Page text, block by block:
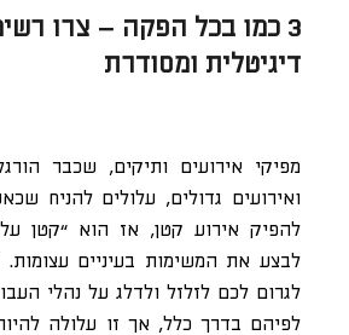
3 כמו בכל הפקה – צרו
דיגיטלית ומסודרת
מפיקי אירועים ותיקים, שכבר
ואירועים גדולים, עלולים להניח
להפיק אירוע קטן, אז הוא “קטן
לבצע את המשימות בעיניים עצומות.
לגרום לכם לזלזל ולדלג על נהלי
לפיהם בדרך כלל, אך זו עלולה